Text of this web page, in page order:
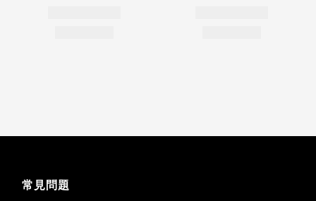
常見問題